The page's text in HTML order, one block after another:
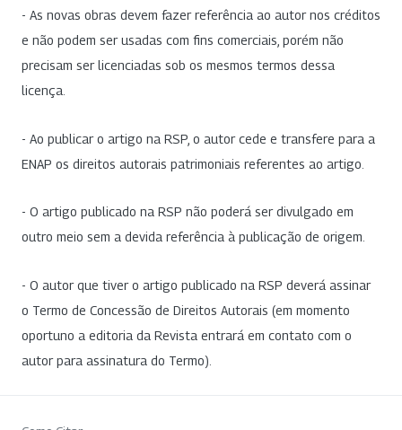
- As novas obras devem fazer referência ao autor nos créditos
e não podem ser usadas com fins comerciais, porém não
precisam ser licenciadas sob os mesmos termos dessa
licença.
- Ao publicar o artigo na RSP, o autor cede e transfere para a
ENAP os direitos autorais patrimoniais referentes ao artigo.
- O artigo publicado na RSP não poderá ser divulgado em
outro meio sem a devida referência à publicação de origem.
- O autor que tiver o artigo publicado na RSP deverá assinar
o Termo de Concessão de Direitos Autorais (em momento
oportuno a editoria da Revista entrará em contato com o
autor para assinatura do Termo).